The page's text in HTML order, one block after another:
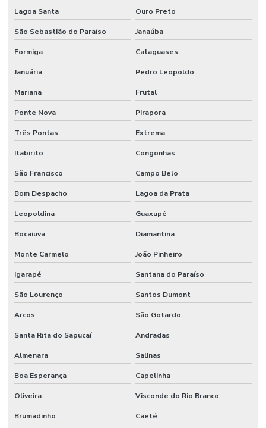
Lagoa Santa Ouro Preto
São Sebastião do Paraíso Janaúba
Formiga Cataguases
Januária Pedro Leopoldo
Mariana Frutal
Ponte Nova Pirapora
Três Pontas Extrema
Itabirito Congonhas
São Francisco Campo Belo
Bom Despacho Lagoa da Prata
Leopoldina Guaxupé
Bocaiuva Diamantina
Monte Carmelo João Pinheiro
Igarapé Santana do Paraíso
São Lourenço Santos Dumont
Arcos São Gotardo
Santa Rita do Sapucaí Andradas
Almenara Salinas
Boa Esperança Capelinha
Oliveira Visconde do Rio Branco
Brumadinho Caeté